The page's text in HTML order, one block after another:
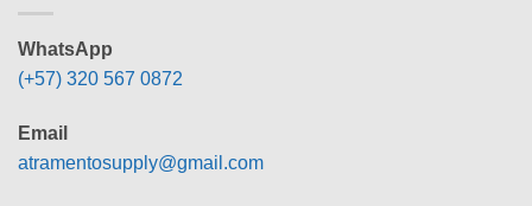
WhatsApp
(+57) 320 567 0872
Email
atramentosupply@gmail.com